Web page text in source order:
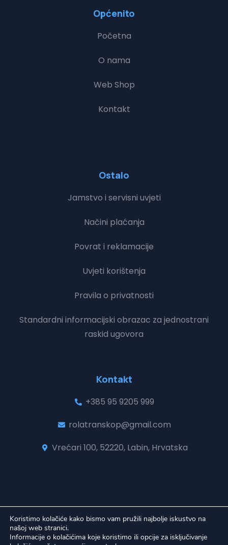
Općenito
Početna
O nama
Web Shop
Kontakt
Ostalo
Jamstvo i servisni uvjeti
Načini plaćanja
Povrat i reklamacije
Uvjeti korištenja
Pravila o privatnosti
Standardni informacijski obrazac za jednostrani
raskid ugovora
Kontakt
+385 95 9205 999
rolatranskop@gmail.com
Vrećari 100, 52220, Labin, Hrvatska
© 2026 Ro-La-Transkop | Sva prava pridržava
Koristimo kolačiće kako bismo vam pružili najbolje iskustvo na
našoj web stranici.
Informacije o kolačićima koje koristimo ili opcije za isključivanje